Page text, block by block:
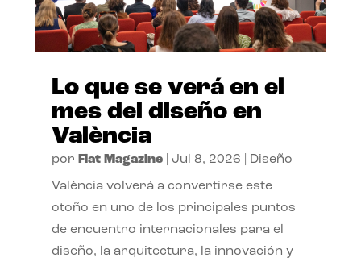
Lo que se verá en el
mes del diseño en
València
por Flat Magazine| Jul 8, 2026 Diseño
València volverá a convertirse este
otoño en uno de los principales puntos
de encuentro internacionales para el
diseño, la arquitectura, la innovación y